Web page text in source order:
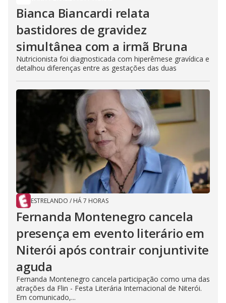
Bianca Biancardi relata
bastidores de gravidez
simultânea com a irmã Bruna
Nutricionista foi diagnosticada com hiperêmese gravídica e
detalhou diferenças entre as gestações das duas
ESTRELANDO / HÁ 7 HORAS
Fernanda Montenegro cancela
presença em evento literário em
Niterói após contrair conjuntivite
aguda
Fernanda Montenegro cancela participação como uma das
atrações da Flin - Festa Literária Internacional de Niterói.
Em comunicado,...